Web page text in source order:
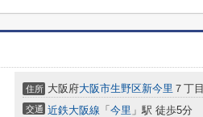
住所 大阪府大阪市生野区新今里 ７丁
交通 近鉄大阪線 「 今里 」駅 徒歩5分